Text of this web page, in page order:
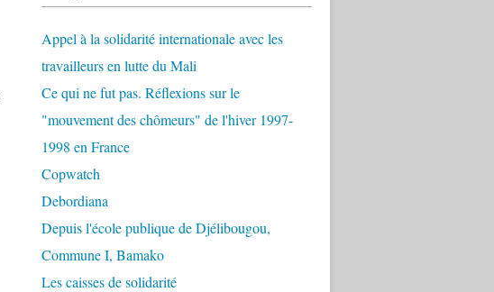
Appel à la solidarité internationale avec les
travailleurs en lutte du Mali
Ce qui ne fut pas. Réflexions sur le
"mouvement des chômeurs" de l'hiver 1997-
1998 en France
Copwatch
Debordiana
Depuis l'école publique de Djélibougou,
Commune I, Bamako
Les caisses de solidarité